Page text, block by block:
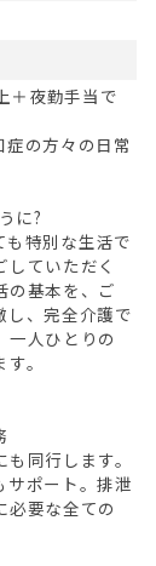
＋夜勤手当で
の方々の日常
に?
特別な生活で
ていただく
の基本を、ご
し、完全介護で
一人ひとりの
。
同行します。
サポート。排泄
必要な全ての